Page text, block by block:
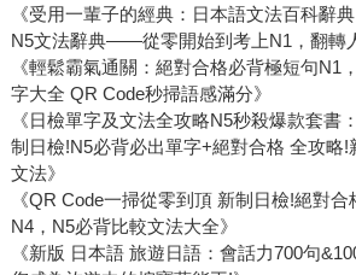
《受用一輩子的經典：日本語文法百科辭
N5文法辭典——從零開始到考上N1，翻轉
《輕鬆霸氣通關：絕對合格必背極短句N1
字大全 QR Code秒掃語感滿分》
《日檢單字及文法全攻略N5秒殺爆款套書
制日檢!N5必背必出單字+絕對合格 全攻略!
文法》
《QR Code一掃從零到頂 新制日檢!絕對合
N4，N5必背比較文法大全》
《新版 日本語 旅遊日語：會話力700句